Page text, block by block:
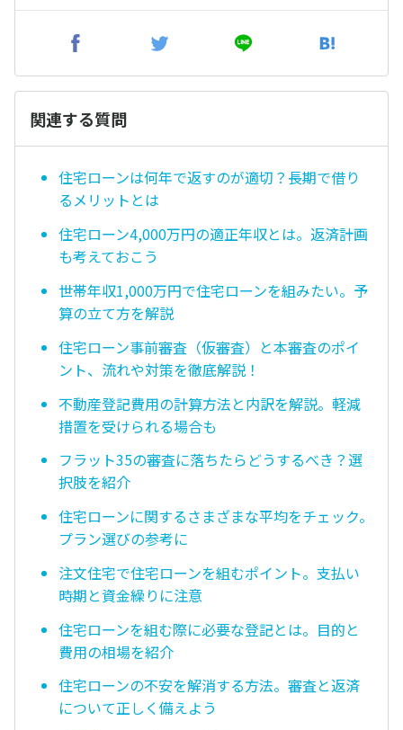
関連する質問
住宅ローンは何年で返すのが適切？長期で借り
るメリットとは
住宅ローン4,000万円の適正年収とは。返済計画
も考えておこう
世帯年収1,000万円で住宅ローンを組みたい。予
算の立て方を解説
住宅ローン事前審査（仮審査）と本審査のポイ
ント、流れや対策を徹底解説！
不動産登記費用の計算方法と内訳を解説。軽減
措置を受けられる場合も
フラット35の審査に落ちたらどうするべき？選
択肢を紹介
住宅ローンに関するさまざまな平均をチェック。
プラン選びの参考に
注文住宅で住宅ローンを組むポイント。支払い
時期と資金繰りに注意
住宅ローンを組む際に必要な登記とは。目的と
費用の相場を紹介
住宅ローンの不安を解消する方法。審査と返済
について正しく備えよう